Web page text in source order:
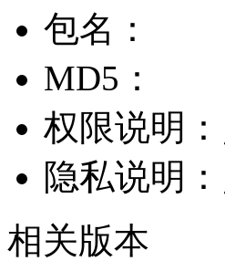
包名：
MD5：
权限说明：
隐私说明：
相关版本